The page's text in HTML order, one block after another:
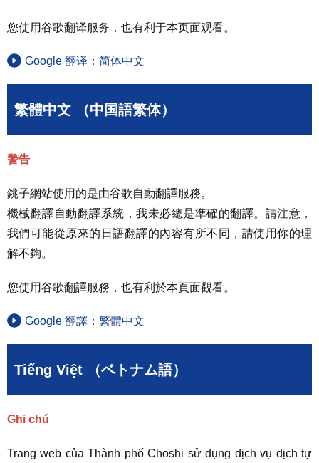
您使用谷歌翻译服务，也有利于本页面观看。
Google 翻译：简体中文
繁體中文 （中国語繁体）
警告
銚子網站使用的是由谷歌自動翻譯服務。
機械翻譯自動翻譯系統，我未必總是準確的翻譯。請注意，
我們可能從原來的日語翻譯的內容有所不同，請使用你的理
解不夠。
您使用谷歌翻譯服務，也有利於本頁面觀看。
Google 翻譯：繁體中文
Tiếng Việt （ベトナム語）
Ghi chú
Trang web của Thành phố Choshi sử dụng dịch vụ dịch tự